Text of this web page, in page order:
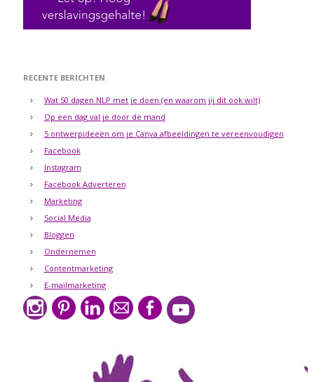
RECENTE BERICHTEN
Wat 50 dagen NLP met je doen (en waarom jij dit ook wilt)
Op een dag val je door de mand
5 ontwerpideeën om je Canva afbeeldingen te vereenvoudigen
Facebook
Instagram
Facebook Adverteren
Marketing
Social Media
Bloggen
Ondernemen
Contentmarketing
E-mailmarketing